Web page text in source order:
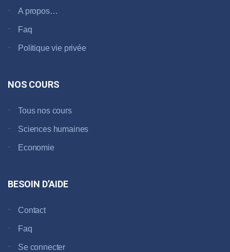
A propos…
Faq
Politique vie privée
NOS COURS
Tous nos cours
Sciences humaines
Economie
BESOIN D’AIDE
Contact
Faq
Se connecter